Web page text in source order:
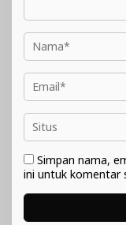
Simpan nama,
ini untuk komentar